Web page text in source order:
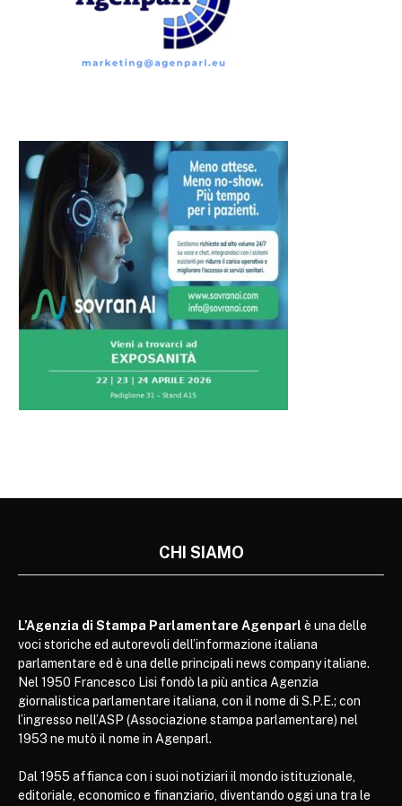
CHI SIAMO
L’Agenzia di Stampa Parlamentare Agenparl è una delle
voci storiche ed autorevoli dell’informazione italiana
parlamentare ed è una delle principali news company italiane.
Nel 1950 Francesco Lisi fondò la più antica Agenzia
giornalistica parlamentare italiana, con il nome di S.P.E.; con
l’ingresso nell’ASP (Associazione stampa parlamentare) nel
1953 ne mutò il nome in Agenparl.
Dal 1955 affianca con i suoi notiziari il mondo istituzionale,
editoriale, economico e finanziario, diventando oggi una tra le